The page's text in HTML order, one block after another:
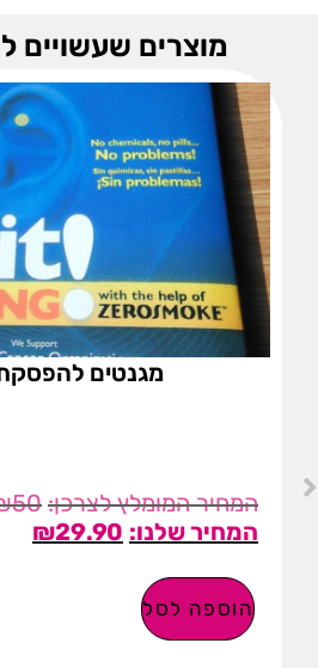
מוצרים שעשויים
מגנטים להפסקת
50
₪29.90
הוספה לסל